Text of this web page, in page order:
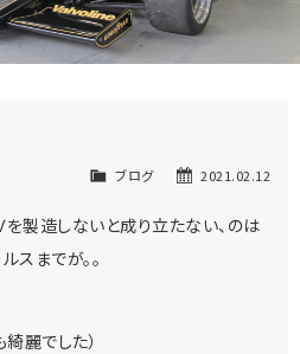
2021.02.12
ブログ
製造しないと成り立たない、のは
スまでが。。
麗でした）